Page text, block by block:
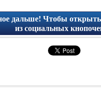
дальше! Чтобы
из социальных